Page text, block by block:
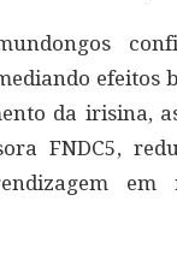
efeitos
da irisina,
FNDC5,
em